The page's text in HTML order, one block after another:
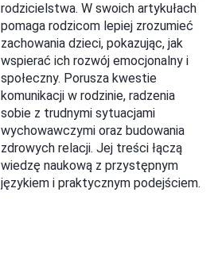
rodzicielstwa. W swoich artykułach
pomaga rodzicom lepiej zrozumieć
zachowania dzieci, pokazując, jak
wspierać ich rozwój emocjonalny i
społeczny. Porusza kwestie
komunikacji w rodzinie, radzenia
sobie z trudnymi sytuacjami
wychowawczymi oraz budowania
zdrowych relacji. Jej treści łączą
wiedzę naukową z przystępnym
językiem i praktycznym podejściem.